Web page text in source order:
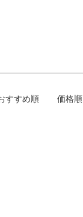
すすめ順 価格順